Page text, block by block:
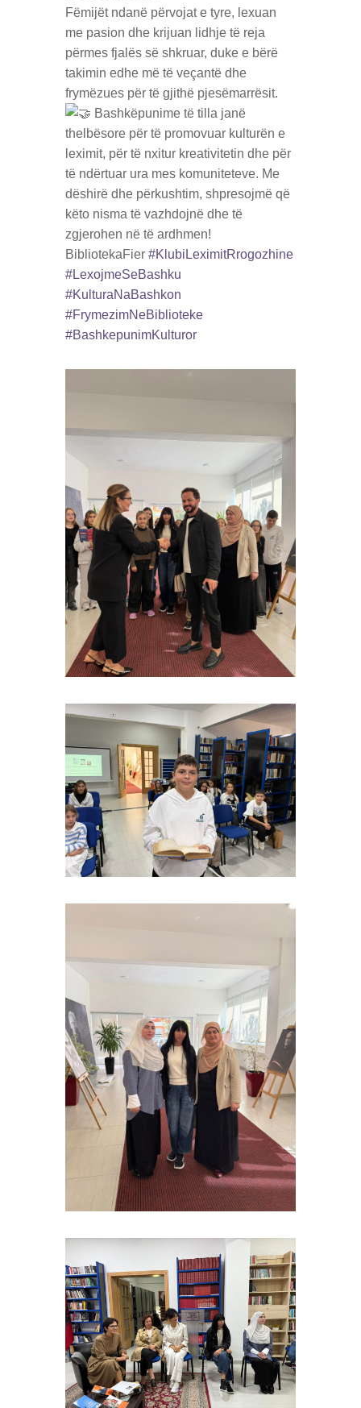
Fëmijët ndanë përvojat e tyre, lexuan
me pasion dhe krijuan lidhje të reja
përmes fjalës së shkruar, duke e bërë
takimin edhe më të veçantë dhe
frymëzues për të gjithë pjesëmarrësit.
Bashkëpunime të tilla janë
thelbësore për të promovuar kulturën e
leximit, për të nxitur kreativitetin dhe për
të ndërtuar ura mes komuniteteve. Me
dëshirë dhe përkushtim, shpresojmë që
këto nisma të vazhdojnë dhe të
zgjerohen në të ardhmen!
BibliotekaFier #KlubiLeximitRrogozhine
#LexojmeSeBashku
#KulturaNaBashkon
#FrymezimNeBiblioteke
#BashkepunimKulturor